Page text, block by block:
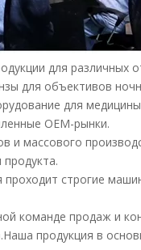
для различных
для объективов
для
OEM-рынки.
и массового
строгие
команде продаж и
продукция в